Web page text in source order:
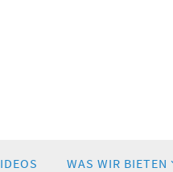
WAS WIR BIETEN